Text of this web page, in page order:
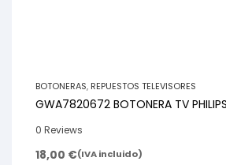
BOTONERAS, REPUESTOS TELEVISORES
0 Reviews
18,00 €(IVA incluido)